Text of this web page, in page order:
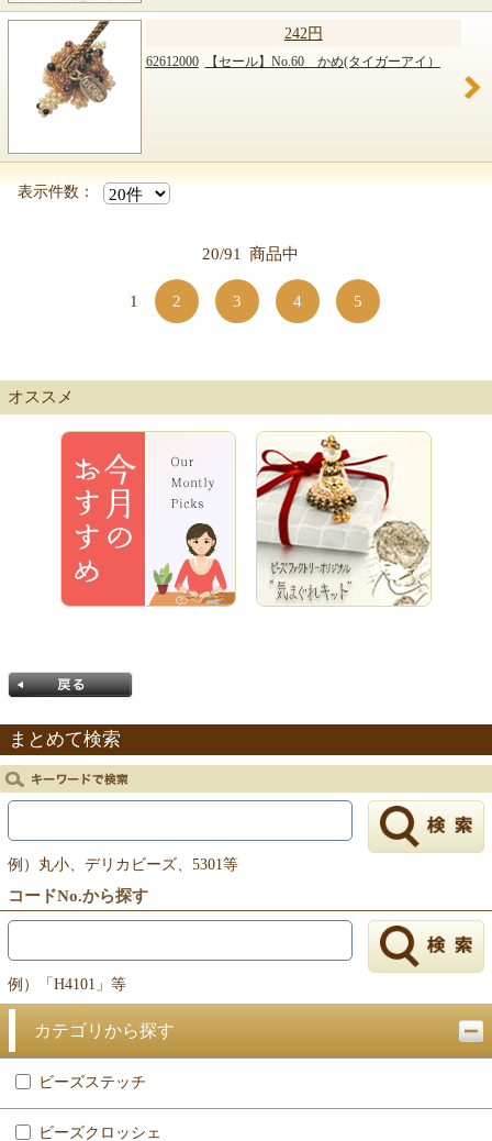
242円
62612000 【セール】No.60 かめ(タイガーアイ）
表示件数：
20/91 商品中
1 2 3 4 5
オススメ
戻る
まとめて検索
例）丸小、デリカビーズ、5301等
コードNo.から探す
例）「H4101」等
カテゴリから探す
ビーズステッチ
ビーズクロッシェ